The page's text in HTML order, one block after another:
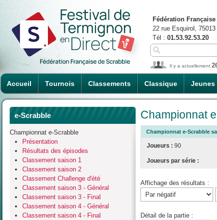
Accueil Tournois Classements Classique Jeunes
Fédération
22 rue Esquirol,
Tél : 01.53.92.53.20
Il y a actuellement
e-Scrabble
Championnat e-Scrabble
Présentation
Résultats des épisodes
Classement saison 1
Classement saison 2
Classement Challenge d'été
Classement saison 3 - Général
Classement saison 3 - Final
Classement saison 4 - Général
Classement saison 4 - Final
Championnat
Championnat e-Scrabble
Joueurs : 90
Joueurs par série :
Affichage des résultats :
Détail de la partie :